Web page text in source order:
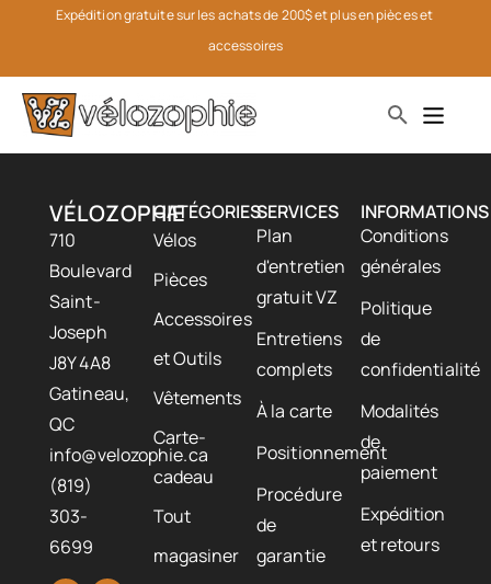
Expédition gratuite sur les achats de 200$ et plus en pièces et
accessoires
VÉLOZOPHIE
710
Boulevard
Saint-
Joseph
J8Y 4A8
Gatineau,
QC
info@velozophie.ca
(819)
303-
6699
CATÉGORIES
Vélos
Pièces
Accessoires
et Outils
Vêtements
Carte-
cadeau
Tout
magasiner
SERVICES
Plan
d'entretien
gratuit VZ
Entretiens
complets
À la carte
Positionnement
Procédure
de
garantie
INFORMATIONS
Conditions
générales
Politique
de
confidentialité
Modalités
de
paiement
Expédition
et retours